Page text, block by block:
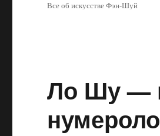
Все об искусстве Фэн-Шуй
Ло Шу —